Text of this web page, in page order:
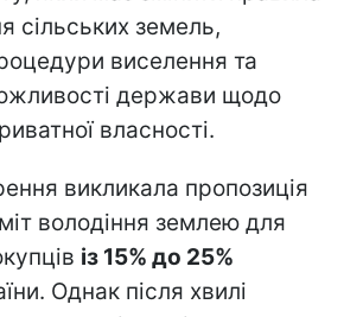
сільських земель,
виселення та
держави щодо
власності.
викликала пропозиція
володіння землею для
із 15% до 25%
Однак після хвилі